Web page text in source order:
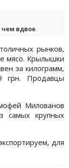
чем вдвое
рынков,
мясо. Крылышки
за килограмм,
Продавцы
Милованов
самых крупных
для